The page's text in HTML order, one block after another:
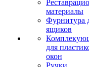
материалы
Фурнитура
ящиков
для
окон
Ручки